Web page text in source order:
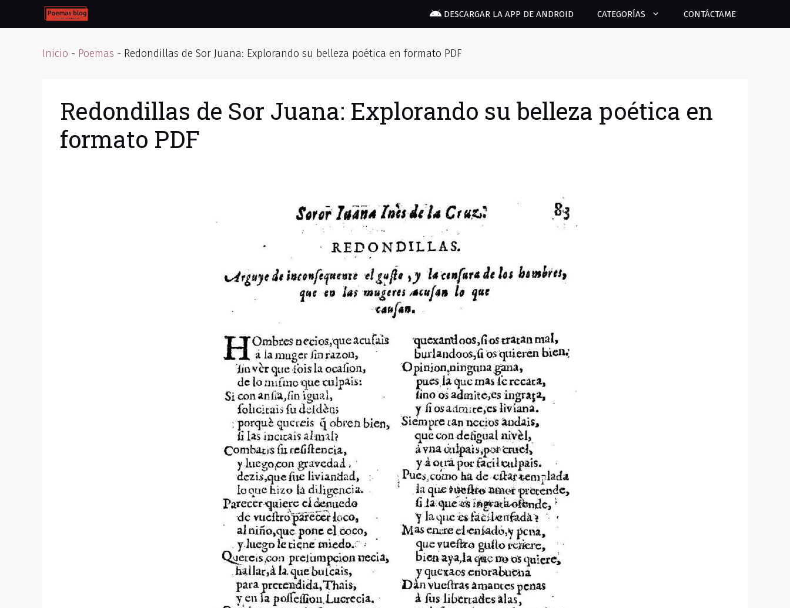
DESCARGAR LA APP DE ANDROID CATEGORÍAS CONTÁCTAME
Inicio - Poemas - Redondillas de Sor Juana: Explorando su belleza poética en formato PDF
Redondillas de Sor Juana: Explorando su belleza poética en
formato PDF